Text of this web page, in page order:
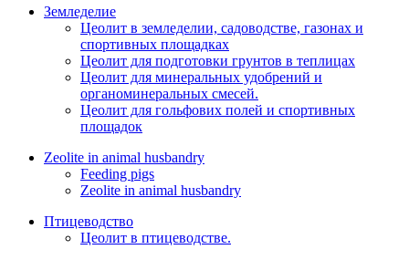
Земледелие
Цеолит в земледелии, садоводстве, газонах и
спортивных площадках
Цеолит для подготовки грунтов в теплицах
Цеолит для минеральных удобрений и
органоминеральных смесей.
Цеолит для гольфових полей и спортивных
площадок
Zeolite in animal husbandry
Feeding pigs
Zeolite in animal husbandry
Птицеводство
Цеолит в птицеводстве.